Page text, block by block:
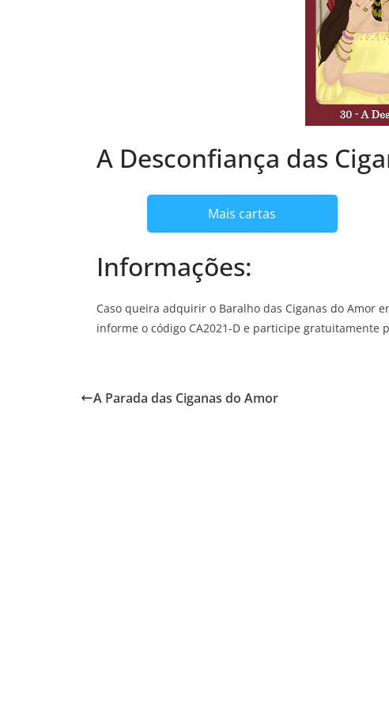
A Desconfiança das
Mais cartas
Informações:
Caso queira adquirir o Baralho das Ciganas do Amor
informe o código CA2021-D e participe
A Parada das Ciganas do Amor